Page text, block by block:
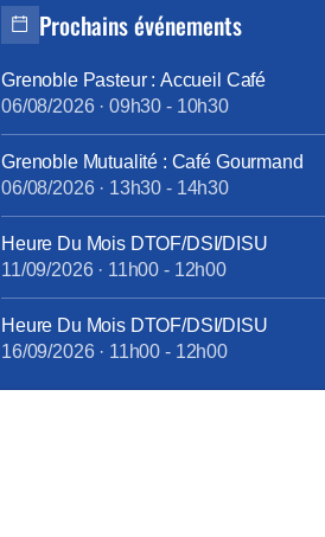
questions et comme l’a mentionné Mr JF
Fallacher dans le Live « Lancement du
une priorité absolue […]
Prochains événements
Grenoble Pasteur : Accueil Café
06/08/2026· 09h30 - 10h30
Grenoble Mutualité : Café Gourmand
06/08/2026· 13h30 - 14h30
Heure Du Mois DTOF/DSI/DISU
11/09/2026· 11h00 - 12h00
Heure Du Mois DTOF/DSI/DISU
16/09/2026· 11h00 - 12h00